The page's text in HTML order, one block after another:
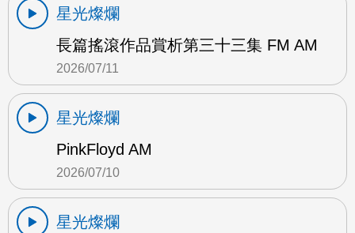
星光燦爛
長篇搖滾作品賞析第三十三集 FM AM
2026/07/11
星光燦爛
PinkFloyd AM
2026/07/10
星光燦爛